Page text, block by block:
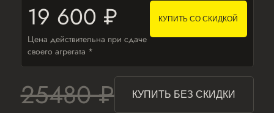
19 600 ₽
Цена действительна при сдаче
своего агрегата *
КУПИТЬ СО СКИДКОЙ
25480 ₽ КУПИТЬ БЕЗ СКИДКИ